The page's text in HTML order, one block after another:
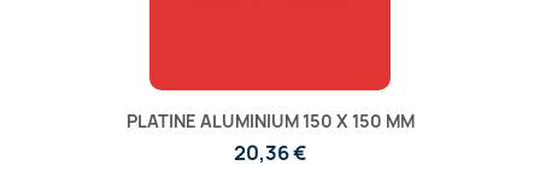
PLATINE ALUMINIUM 150 X 150 MM
20,36 €